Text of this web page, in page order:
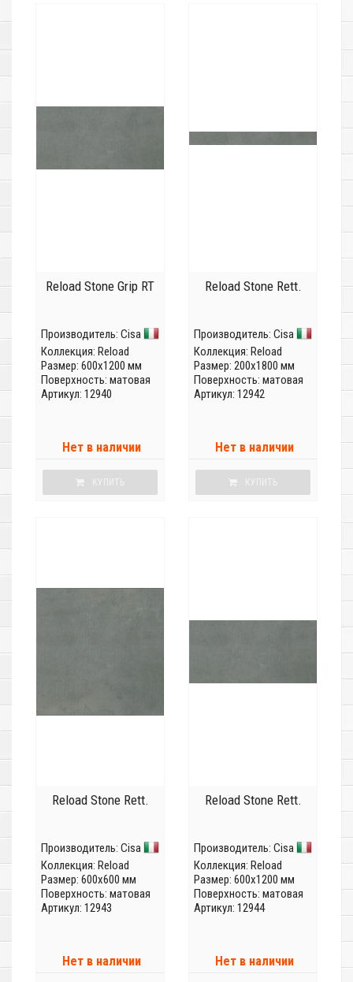
Reload Stone Grip RT
Производитель: Cisa
Коллекция: Reload
Размер: 600x1200 мм
Поверхность: матовая
Артикул: 12940
Нет в наличии
КУПИТЬ
Reload Stone Rett.
Производитель: Cisa
Коллекция: Reload
Размер: 200x1800 мм
Поверхность: матовая
Артикул: 12942
Нет в наличии
КУПИТЬ
Reload Stone Rett.
Производитель: Cisa
Коллекция: Reload
Размер: 600x600 мм
Поверхность: матовая
Артикул: 12943
Нет в наличии
Reload Stone Rett.
Производитель: Cisa
Коллекция: Reload
Размер: 600x1200 мм
Поверхность: матовая
Артикул: 12944
Нет в наличии